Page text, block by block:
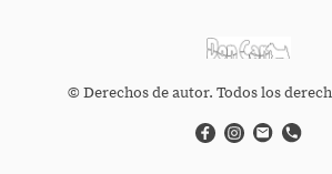
© Derechos de autor. Todos los